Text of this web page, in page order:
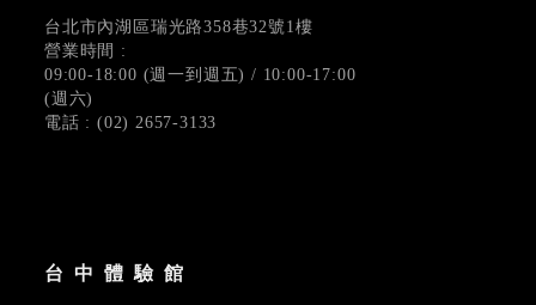
台北市內湖區瑞光路358巷32號1樓
營業時間 :
09:00-18:00 (週一到週五) / 10:00-17:00
(週六)
電話 : (02) 2657-3133
台中體驗館